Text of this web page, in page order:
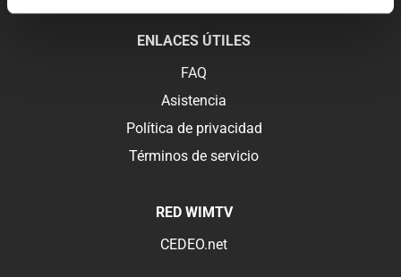
ENLACES ÚTILES
FAQ
Asistencia
Política de privacidad
Términos de servicio
RED WIMTV
CEDEO.net